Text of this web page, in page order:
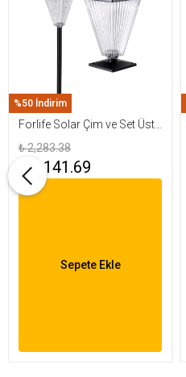
%50 İndirim
Forlife Solar Çim ve Set Üstü
Armatür 15W FL-3283
₺ 2,283.38
₺ 1,141.69
Sepete Ekle